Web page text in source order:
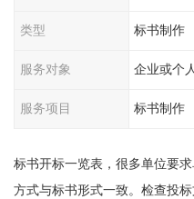
类型 标书制作
服务对象 企业或个
服务项目 标书制作
标书开标一览表，很多单位要
方式与标书形式一致。检查投